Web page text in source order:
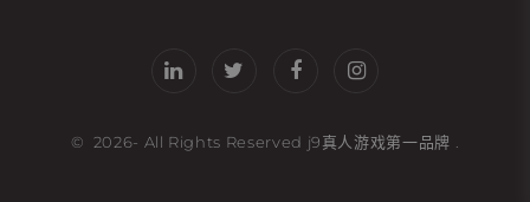
© 2026- All Rights Reserved j9真人游戏第一品牌